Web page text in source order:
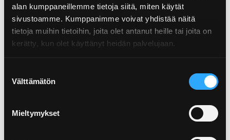
alan kumppaneillemme tietoja siitä, miten käytät
sivustoamme. Kumppanimme voivat yhdistää näitä
tietoja muihin tietoihin, joita olet antanut heille tai joita on
kerätty, kun olet käyttänyt heidän palvelujaan.
valinta
Välttämätön
Mieltymykset
Osaatko lajitella muovin? Tarkista, ovatko
tiet...
Muovin lajitteluun liittyy monia harhaluuloja. Tiesitkö, että
kahvipaketti kuuluu muovinkeräykseen, mutta hiusharja...